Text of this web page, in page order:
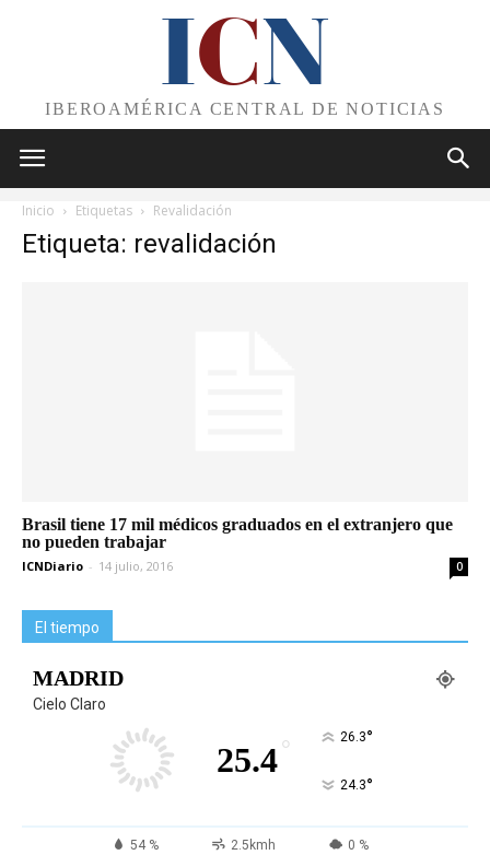
ICN
IBEROAMÉRICA CENTRAL DE NOTICIAS
Inicio Etiquetas Revalidación
Etiqueta: revalidación
Brasil tiene 17 mil médicos graduados en el extranjero que
no pueden trabajar
ICNDiario - 14 julio, 2016 0
El tiempo
MADRID
Cielo Claro
25.4° 26.3°
24.3°
54 % 2.5kmh 0 %